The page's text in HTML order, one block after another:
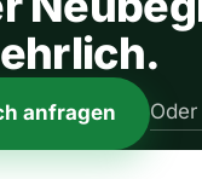
ehrlich.
anfragen